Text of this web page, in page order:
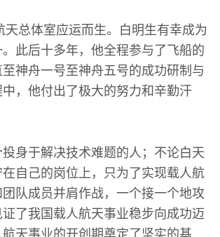
天总体室应运而生。白明生有幸成为
此后十多年，他全程参与了飞船的
神舟一号至神舟五号的成功研制与
，他付出了极大的努力和辛勤汗
身于解决技术难题的人；不论白天
自己的岗位上，只为了实现载人航
队成员并肩作战，一个接一个地攻
了我国载人航天事业稳步向成功迈
天事业的开创期奠定了坚实的基